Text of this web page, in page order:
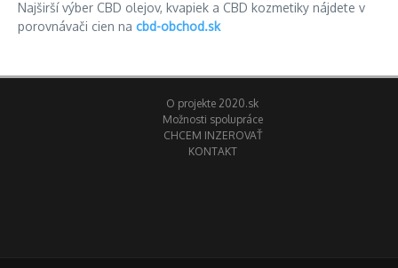
Najširší výber CBD olejov, kvapiek a CBD kozmetiky nájdete v
porovnávači cien na cbd-obchod.sk
O projekte 2020.sk
Možnosti spolupráce
CHCEM INZEROVAŤ
KONTAKT